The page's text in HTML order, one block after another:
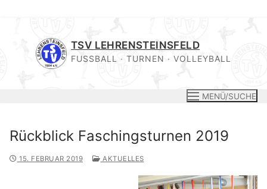
springen
TSV LEHRENSTEINSFELD
FUSSBALL · TURNEN · VOLLEYBALL
MENÜ/SUCHE
Rückblick Faschingsturnen 2019
15. FEBRUAR 2019 AKTUELLES